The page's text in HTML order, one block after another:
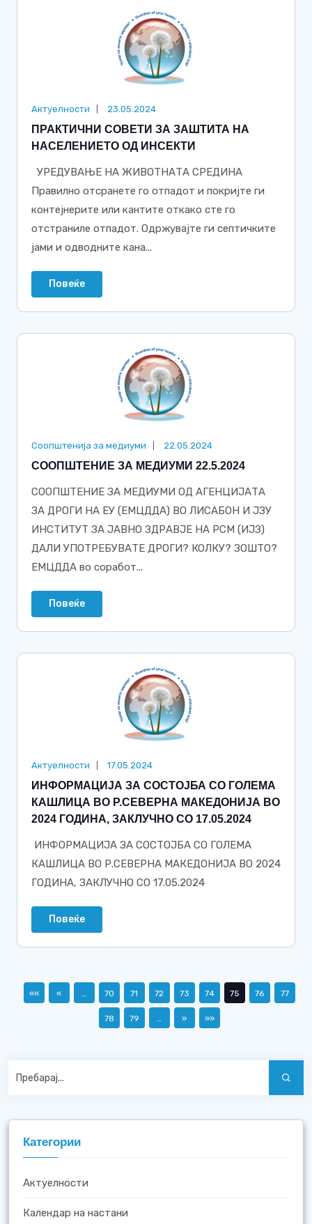
Актуелности 23.05.2024
ПРАКТИЧНИ СОВЕТИ ЗА ЗАШТИТА НА
НАСЕЛЕНИЕТО ОД ИНСЕКТИ
УРЕДУВАЊЕ НА ЖИВОТНАТА СРЕДИНА
Правилно отсранете го отпадот и покријте ги
контејнерите или кантите откако сте го
отстраниле отпадот. Одржувајте ги септичките
јами и одводните кана...
Повеќе
Соопштенија за медиуми 22.05.2024
СООПШТЕНИЕ ЗА МЕДИУМИ 22.5.2024
СООПШТЕНИЕ ЗА МЕДИУМИ ОД АГЕНЦИЈАТА
ЗА ДРОГИ НА ЕУ (ЕМЦДДА) ВО ЛИСАБОН И ЈЗУ
ИНСТИТУТ ЗА ЈАВНО ЗДРАВЈЕ НА РСМ (ИЈЗ)
ДАЛИ УПОТРЕБУВАТЕ ДРОГИ? КОЛКУ? ЗОШТО?
ЕМЦДДА во соработ...
Повеќе
Актуелности 17.05.2024
ИНФОРМАЦИЈА ЗА СОСТОЈБА СО ГОЛЕМА
КАШЛИЦА ВО Р.СЕВЕРНА МАКЕДОНИЈА ВО
2024 ГОДИНА, ЗАКЛУЧНО СО 17.05.2024
ИНФОРМАЦИЈА ЗА СОСТОЈБА СО ГОЛЕМА
КАШЛИЦА ВО Р.СЕВЕРНА МАКЕДОНИЈА ВО 2024
ГОДИНА, ЗАКЛУЧНО СО 17.05.2024
Повеќе
«« « … 70 71 72 73 74 75 76 77
78 79 … » »»
Категории
Актуелности
Календар на настани